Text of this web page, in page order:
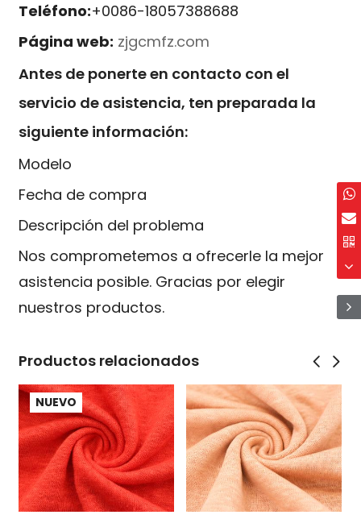
Teléfono:+0086-18057388688
Página web: zjgcmfz.com
Antes de ponerte en contacto con el
servicio de asistencia, ten preparada la
siguiente información:
Modelo
Fecha de compra
Descripción del problema
Nos comprometemos a ofrecerle la mejor
asistencia posible. Gracias por elegir
nuestros productos.
Productos relacionados
NUEVO